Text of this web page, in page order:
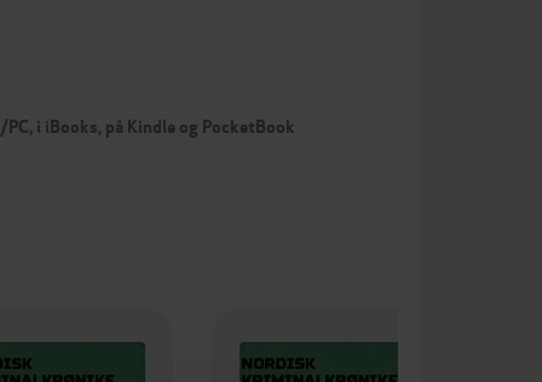
i iBooks, på Kindle og PocketBook